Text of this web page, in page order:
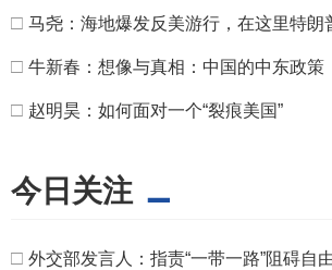
□ 马尧：海地爆发反美游行，在这里特朗
□ 牛新春：想像与真相：中国的中东政策
□ 赵明昊：如何面对一个“裂痕美国”
今日关注
□ 外交部发言人：指责“一带一路”阻碍自